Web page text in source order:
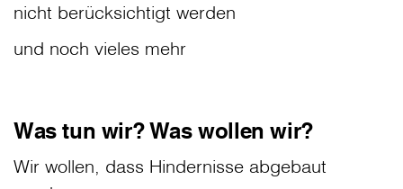
nicht berücksichtigt werden
und noch vieles mehr
Was tun wir? Was wollen wir?
Wir wollen, dass Hindernisse abgebaut